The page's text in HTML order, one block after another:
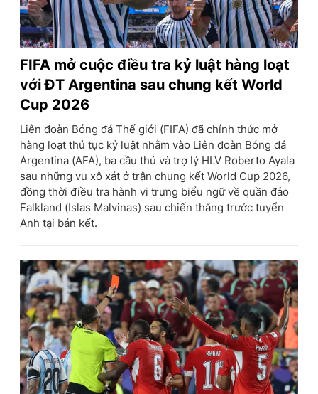
FIFA mở cuộc điều tra kỷ luật hàng loạt
với ĐT Argentina sau chung kết World
Cup 2026
Liên đoàn Bóng đá Thế giới (FIFA) đã chính thức mở
hàng loạt thủ tục kỷ luật nhằm vào Liên đoàn Bóng đá
Argentina (AFA), ba cầu thủ và trợ lý HLV Roberto Ayala
sau những vụ xô xát ở trận chung kết World Cup 2026,
đồng thời điều tra hành vi trưng biểu ngữ về quần đảo
Falkland (Islas Malvinas) sau chiến thắng trước tuyển
Anh tại bán kết.